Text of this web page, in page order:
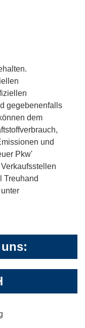
gegebenenfalls
dem
und
Pkw'
Treuhand